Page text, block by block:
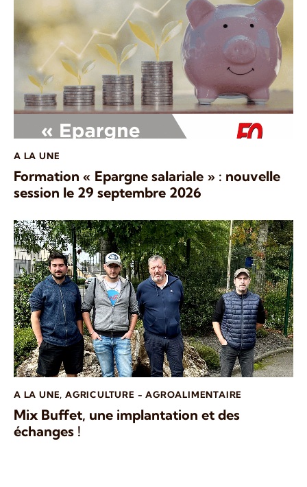
A LA UNE
Formation « Epargne salariale » : nouvelle
session le 29 septembre 2026
A LA UNE,AGRICULTURE - AGROALIMENTAIRE
Mix Buffet, une implantation et des
échanges !